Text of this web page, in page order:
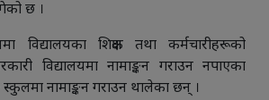
छ ।
विद्यालयका शिक्षक तथा कर्मचारीहरूको
विद्यालयमा नामाङ्कन गराउन नपाएका
स्कुलमा नामाङ्कन गराउन थालेका छन् ।